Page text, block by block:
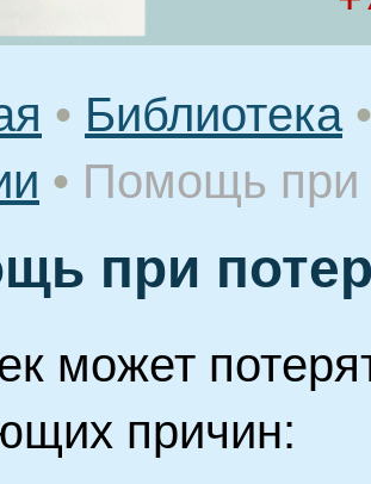
• Библиотека •
• Помощь при
при
может
причин: